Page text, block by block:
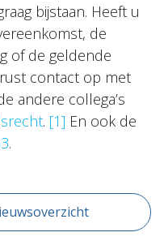
bijstaan. Heeft u
de
of de geldende
contact op met
andere collega’s
. [1] En ook de
.